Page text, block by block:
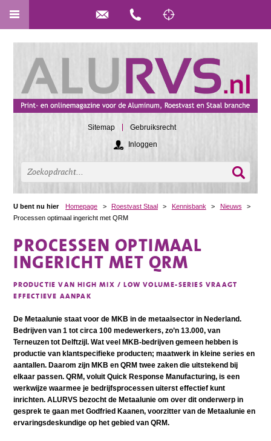
Sitemap
Gebruiksrecht
Inloggen
U bent nu hier Homepage > Roestvast Staal > Kennisbank > Nieuws
>
Processen optimaal ingericht met QRM
PROCESSEN OPTIMAAL
INGERICHT MET QRM
PRODUCTIE VAN HIGH MIX / LOW VOLUME-SERIES VRAAGT
EFFECTIEVE AANPAK
De Metaalunie staat voor de MKB in de metaalsector in Nederland.
Bedrijven van 1 tot circa 100 medewerkers, zo’n 13.000, van
Terneuzen tot Delftzijl. Wat veel MKB-bedrijven gemeen hebben is
productie van klantspecifieke producten; maatwerk in kleine series en
aantallen. Daarom zijn MKB en QRM twee zaken die uitstekend bij
elkaar passen. QRM, voluit Quick Response Manufacturing, is een
werkwijze waarmee je bedrijfsprocessen uiterst effectief kunt
inrichten. ALURVS bezocht de Metaalunie om over dit onderwerp in
gesprek te gaan met Godfried Kaanen, voorzitter van de Metaalunie en
ervaringsdeskundige op het gebied van QRM.